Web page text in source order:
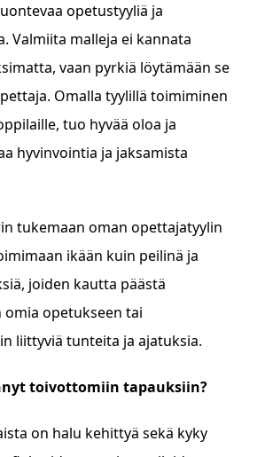
opetustyyliä ja
Valmiita malleja ei kannata
vaan pyrkiä löytämään se
Omalla tyylillä toimiminen
tuo hyvää oloa ja
hyvinvointia ja jaksamista
tukemaan oman opettajatyylin
ikään kuin peilinä ja
joiden kautta päästä
opetukseen tai
liittyviä tunteita ja ajatuksia.
toivottomiin tapauksiin?
on halu kehittyä sekä kyky